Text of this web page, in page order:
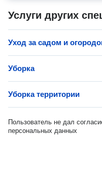
Услуги других
Уход за садом и
Уборка
Уборка территории
Пользователь не дал
персональных данных